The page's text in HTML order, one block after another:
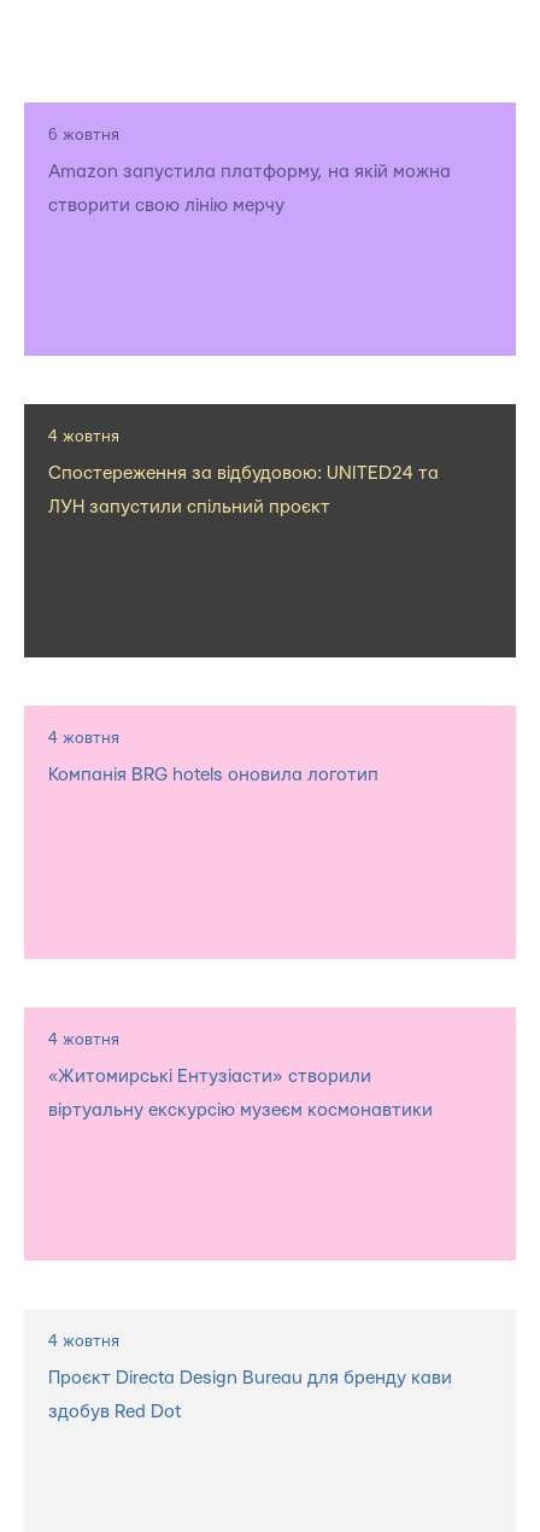
6 жовтня
Amazon запустила платформу, на якій можна
створити свою лінію мерчу
4 жовтня
Спостереження за відбудовою: UNITED24 та
ЛУН запустили спільний проєкт
4 жовтня
Компанія BRG hotels оновила логотип
4 жовтня
«Житомирські Ентузіасти» створили
віртуальну екскурсію музеєм космонавтики
4 жовтня
Проєкт Directa Design Bureau для бренду кави
здобув Red Dot